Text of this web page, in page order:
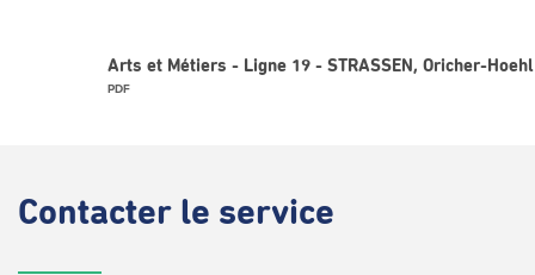
Arts et Métiers - Ligne 19 - STRASSEN, Oricher-Hoehl
PDF
Contacter le service